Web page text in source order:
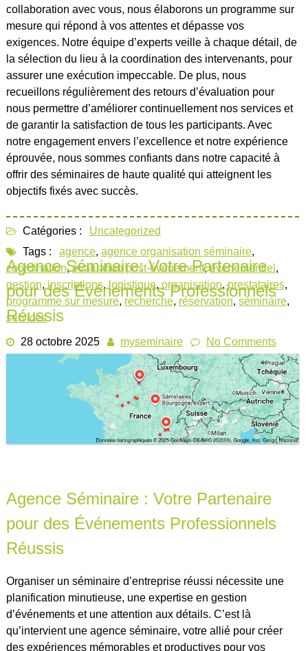
collaboration avec vous, nous élaborons un programme sur
mesure qui répond à vos attentes et dépasse vos
exigences. Notre équipe d’experts veille à chaque détail, de
la sélection du lieu à la coordination des intervenants, pour
assurer une exécution impeccable. De plus, nous
recueillons régulièrement des retours d’évaluation pour
nous permettre d’améliorer continuellement nos services et
de garantir la satisfaction de tous les participants. Avec
notre engagement envers l’excellence et notre expérience
éprouvée, nous sommes confiants dans notre capacité à
offrir des séminaires de haute qualité qui atteignent les
objectifs fixés avec succès.
Catégories :
Uncategorized
Tags :
agence, agence organisation séminaire,
coordination,évaluation post-événement,événementiel ,
gestion, inscriptions, logistique, organisation,prestataires,
programme sur mesure, recherche, réservation, séminaire,
services
Agence Séminaire: Votre Partenaire
pour des Événements Professionnels
Réussis
28 octobre 2025 myseminaire No Comments
Agence Séminaire : Votre Partenaire
pour des Événements Professionnels
Réussis
Organiser un séminaire d’entreprise réussi nécessite une
planification minutieuse, une expertise en gestion
d’événements et une attention aux détails. C’est là
qu’intervient une agence séminaire, votre allié pour créer
des expériences mémorables et productives pour vos